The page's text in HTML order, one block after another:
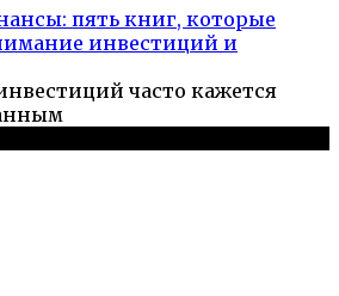
пять книг, которые
инвестиций и
часто кажется